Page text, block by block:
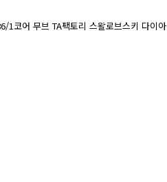
코어 무브 TA팩토리 스왈로브스키 다이아